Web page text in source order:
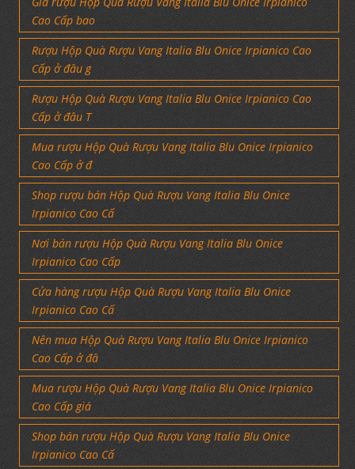
Cao Cấp bao
Rượu Hộp Quà Rượu Vang Italia Blu Onice Irpianico Cao
Cấp ở đâu g
Rượu Hộp Quà Rượu Vang Italia Blu Onice Irpianico Cao
Cấp ở đâu T
Mua rượu Hộp Quà Rượu Vang Italia Blu Onice Irpianico
Cao Cấp ở đ
Shop rượu bán Hộp Quà Rượu Vang Italia Blu Onice
Irpianico Cao Cấ
Nơi bán rượu Hộp Quà Rượu Vang Italia Blu Onice
Irpianico Cao Cấp
Cửa hàng rượu Hộp Quà Rượu Vang Italia Blu Onice
Irpianico Cao Cấ
Nên mua Hộp Quà Rượu Vang Italia Blu Onice Irpianico
Cao Cấp ở đâ
Mua rượu Hộp Quà Rượu Vang Italia Blu Onice Irpianico
Cao Cấp giá
Shop bán rượu Hộp Quà Rượu Vang Italia Blu Onice
Irpianico Cao Cấ